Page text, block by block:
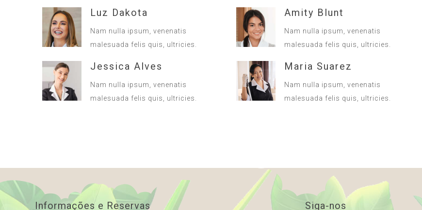
Luz Dakota
Nam nulla ipsum, venenatis
malesuada felis quis, ultricies.
Jessica Alves
Nam nulla ipsum, venenatis
malesuada felis quis, ultricies.
Amity Blunt
Nam nulla ipsum, venenatis
malesuada felis quis, ultricies.
Maria Suarez
Nam nulla ipsum, venenatis
malesuada felis quis, ultricies.
Informações e Reservas Siga-nos